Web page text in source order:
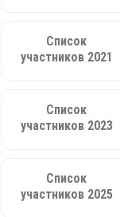
Список
участников 2021
Список
участников 2023
Список
участников 2025